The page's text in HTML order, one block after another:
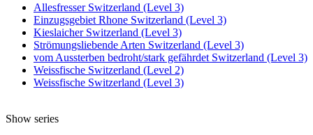
Allesfresser Switzerland (Level 3)
Einzugsgebiet Rhone Switzerland (Level 3)
Kieslaicher Switzerland (Level 3)
Strömungsliebende Arten Switzerland (Level 3)
vom Aussterben bedroht/stark gefährdet Switzerland (Level 3)
Weissfische Switzerland (Level 2)
Weissfische Switzerland (Level 3)
Show series